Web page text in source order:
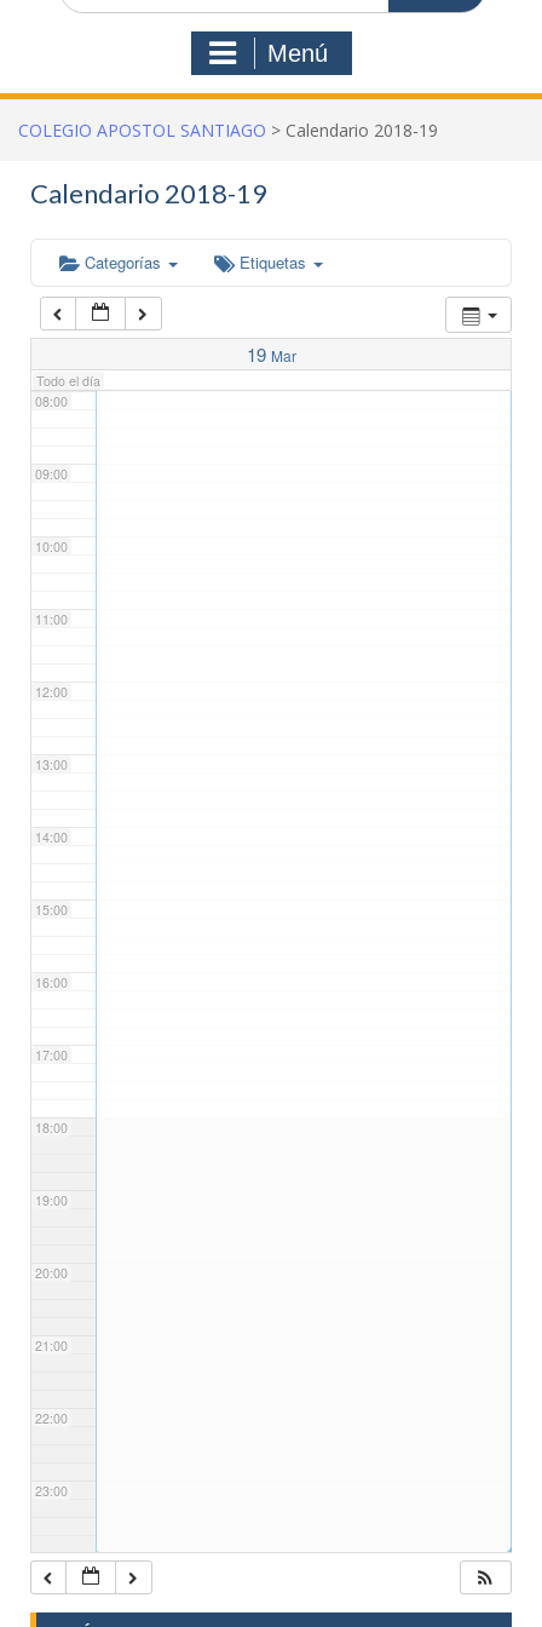
Menú
COLEGIO APOSTOL SANTIAGO > Calendario 2018-19
Calendario 2018-19
Categorías Etiquetas
19 Mar
Todo el día
05:00
06:00
07:00
08:00
09:00
10:00
11:00
12:00
13:00
14:00
15:00
16:00
17:00
18:00
19:00
20:00
21:00
22:00
23:00
◢